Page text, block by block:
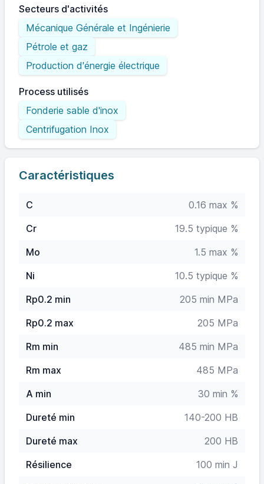
Secteurs d'activités
Mécanique Générale et Ingénierie
Pétrole et gaz
Production d'énergie électrique
Process utilisés
Fonderie sable d'inox
Centrifugation Inox
Caractéristiques
C
0.16 max %
Cr
19.5 typique %
Mo
1.5 max %
Ni
10.5 typique %
Rp0.2 min
205 min MPa
Rp0.2 max
205 MPa
Rm min
485 min MPa
Rm max
485 MPa
A min
30 min %
Dureté min
140-200 HB
Dureté max
200 HB
Résilience
100 min J